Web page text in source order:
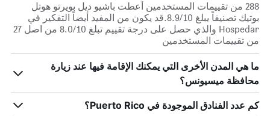
288 من تقييمات المستخدمين أعطت باشيو ديل بويرتو هوتل
بوتيك تصنيفاً يبلغ 8.9/10.قد يكون من المفيد أيضاً التفكير في
Hospedar والذي حصل على درجة تقييم تبلغ 8.0/10 من اصل 27
من تقييمات المستخدمين
ما هي المدن الأخرى التي يمكنك الإقامة فيها عند زيارة
محافظة ميسيونس؟
كم عدد الفنادق الموجودة في Puerto Rico؟